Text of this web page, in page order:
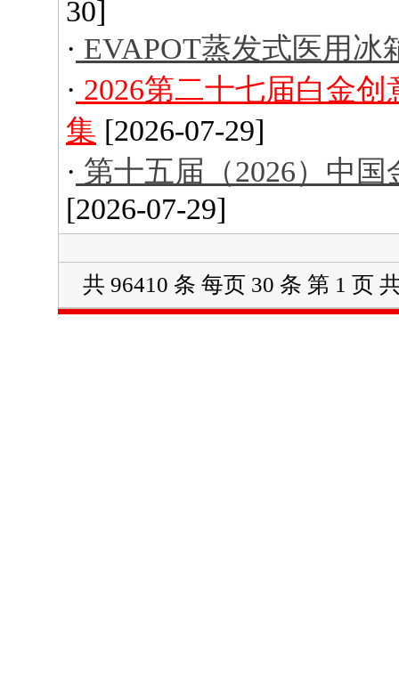
30]
· EVAPOT蒸发式医用冰
· 2026第二十七届白金
集 [2026-07-29]
· 第十五届（2026）中
[2026-07-29]
共 96410 条 每页 30 条 第 1 页